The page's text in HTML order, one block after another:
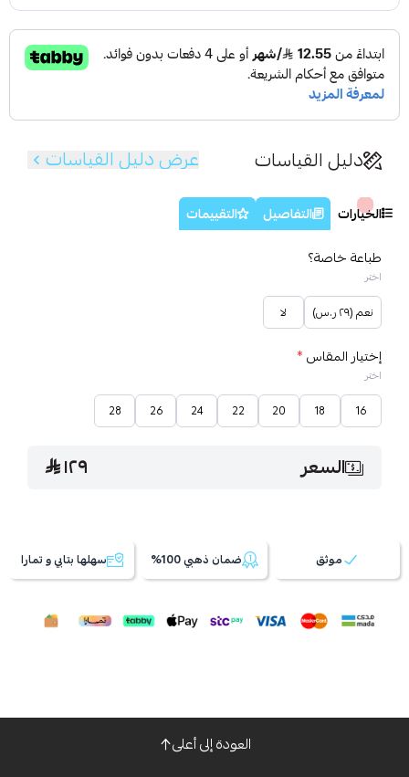
دليل القياسات عرض دليل القياسات
الخيارات التفاصيل
التقييمات
طباعة خاصة؟
اختر
نعم (٢٩ ر.س) لا
إختيار المقاس*
اختر
16
18
20
22
24
26
28
السعر ١٢٩
موثق ضمان ذهبي 100% سهلها بتابي و تمارا
العودة إلى أعلى